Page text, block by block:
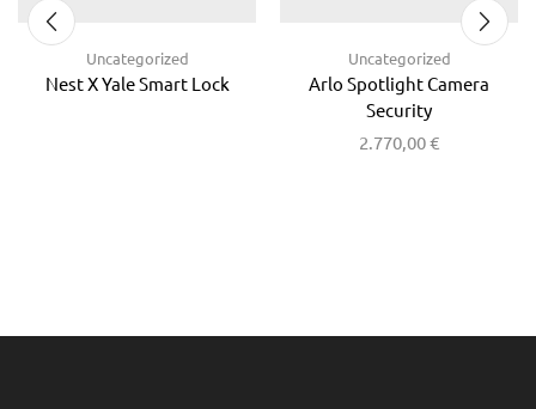
Uncategorized
Nest X Yale Smart Lock
Uncategorized
Arlo Spotlight Camera
Security
2.770,00€